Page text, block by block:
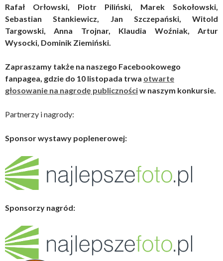
Rafał Orłowski, Piotr Piliński, Marek Sokołowski,
Sebastian Stankiewicz, Jan Szczepański, Witold
Targowski, Anna Trojnar, Klaudia Woźniak, Artur
Wysocki, Dominik Ziemiński.
Zapraszamy także na naszego Facebookowego
fanpagea, gdzie do 10 listopada trwa otwarte
głosowanie na nagrodę publicznościw naszym konkursie.
Partnerzy i nagrody:
Sponsor wystawy poplenerowej:
Sponsorzy nagród: